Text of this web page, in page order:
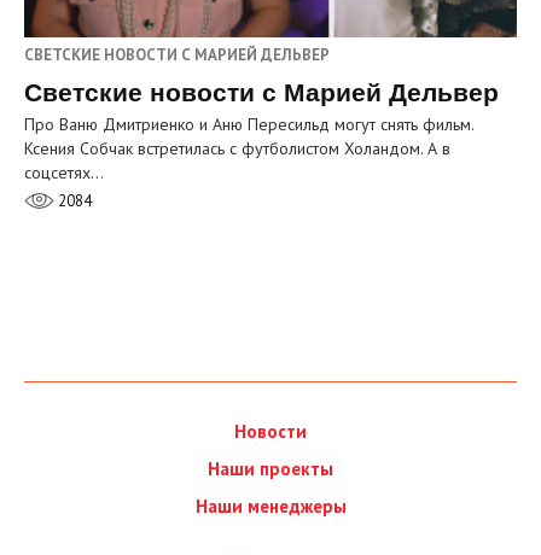
СВЕТСКИЕ НОВОСТИ С МАРИЕЙ ДЕЛЬВЕР
Светские новости с Марией Дельвер
Про Ваню Дмитриенко и Аню Пересильд могут снять фильм.
Ксения Собчак встретилась с футболистом Холандом. А в
соцсетях…
2084
Новости
Наши проекты
Наши менеджеры